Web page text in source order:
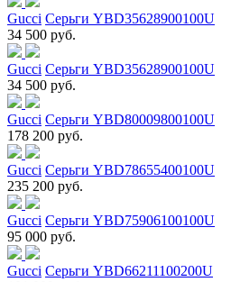
Gucci Серьги YBD35628900100U
34 500 руб.
Gucci Серьги YBD35628900100U
34 500 руб.
Gucci Серьги YBD80009800100U
178 200 руб.
Gucci Серьги YBD78655400100U
235 200 руб.
Gucci Серьги YBD75906100100U
95 000 руб.
Gucci Серьги YBD66211100200U